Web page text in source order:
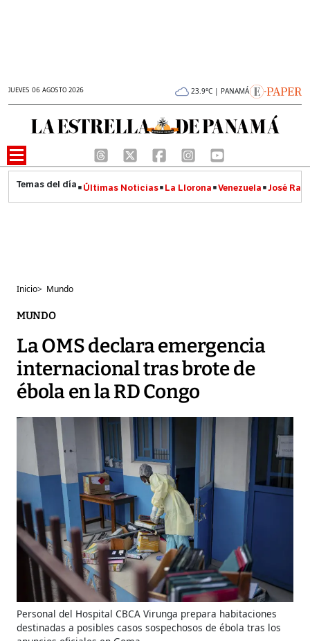
JUEVES 06 AGOSTO 2026 23.9°C | PANAMÁ
Últimas Noticias La Llorona Venezuela José
Inicio> Mundo
MUNDO
La OMS declara emergencia
internacional tras brote de
ébola en la RD Congo
Personal del Hospital CBCA Virunga prepara habitaciones
destinadas a posibles casos sospechosos de ébola tras los